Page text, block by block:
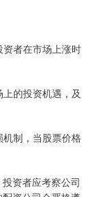
者在市场上涨时
的投资机遇，及
制，当股票价格
资者应考察公司